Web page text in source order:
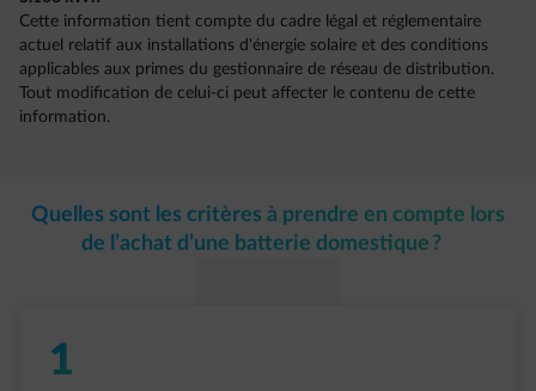
Cette information tient compte du cadre légal et réglementaire
actuel relatif aux installations d'énergie solaire et des conditions
applicables aux primes du gestionnaire de réseau de distribution.
Tout modification de celui-ci peut affecter le contenu de cette
information.
Quelles sont les critères à prendre en compte lors
de l’achat d’une batterie domestique ?
1